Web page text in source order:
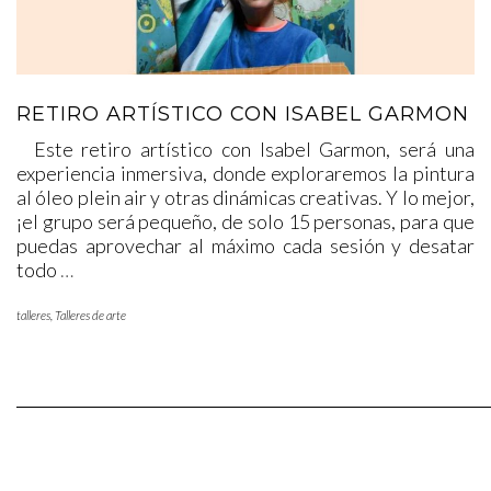
RETIRO ARTÍSTICO CON ISABEL GARMON
Este retiro artístico con Isabel Garmon, será una
experiencia inmersiva, donde exploraremos la pintura
al óleo plein air y otras dinámicas creativas. Y lo mejor,
¡el grupo será pequeño, de solo 15 personas, para que
puedas aprovechar al máximo cada sesión y desatar
todo …
talleres Talleres de arte